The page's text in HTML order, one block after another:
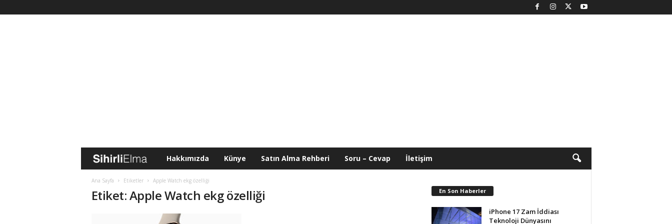
i
h
Hakkımızda Künye Satın Alma Rehberi Soru – Cevap İletişim
Ana Sayfa Etiketler Apple Watch ekg özelliği
Etiket: Apple Watch ekg özelliği En Son Haberler
iPhone 17 Zam İddiası
Teknoloji Dünyasını